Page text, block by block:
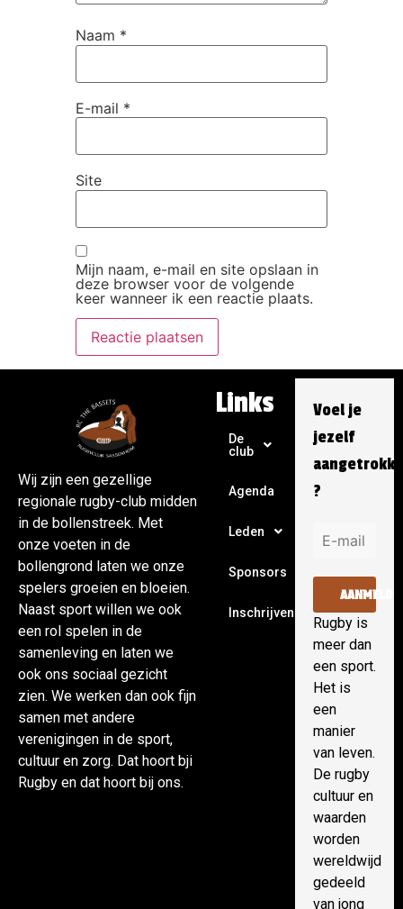
Naam *
E-mail *
Site
Mijn naam, e-mail en site opslaan in
deze browser voor de volgende
keer wanneer ik een reactie plaats.
Wij zijn een gezellige
regionale rugby-club midden
in de bollenstreek. Met
onze voeten in de
bollengrond laten we onze
spelers groeien en bloeien.
Naast sport willen we ook
een rol spelen in de
samenleving en laten we
ook ons sociaal gezicht
zien. We werken dan ook fijn
samen met andere
verenigingen in de sport,
cultuur en zorg. Dat hoort bji
Rugby en dat hoort bij ons.
Links
De
club
Agenda
Leden
Sponsors
Inschrijven
Voel je
jezelf
?
Rugby is
meer dan
een sport.
Het is
een
manier
van leven.
De rugby
cultuur en
waarden
worden
wereldwijd
gedeeld
van jong